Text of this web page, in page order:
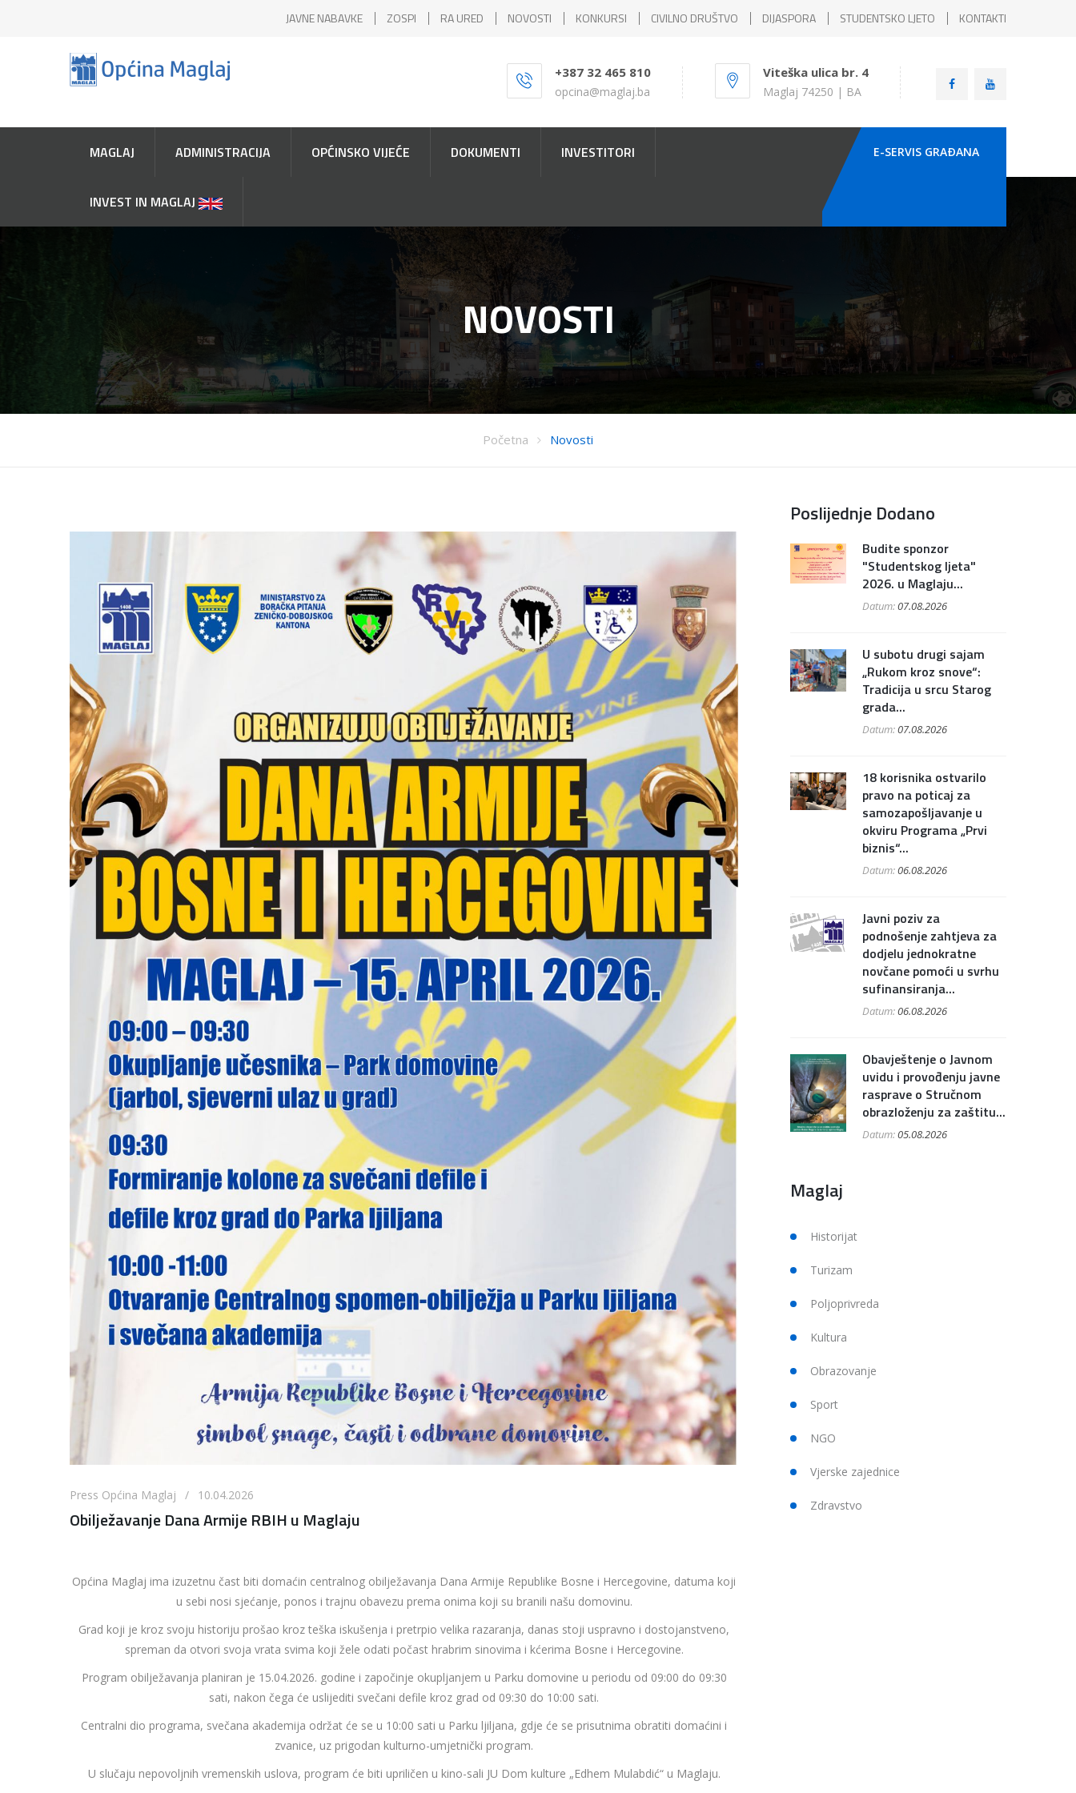
JAVNE NABAVKE ZOSPI RA URED NOVOSTI KONKURSI CIVILNO DRUŠTVO DIJASPORA STUDENTSKO LJETO KONTAKTI
+387 32 465 810
opcina@maglaj.ba
Viteška ulica br. 4
Maglaj 74250 | BA
MAGLAJ ADMINISTRACIJA OPĆINSKO VIJEĆE DOKUMENTI INVESTITORI
INVEST IN MAGLAJ
E-SERVIS GRAÐANA
NOVOSTI
Početna Novosti
Press Općina Maglaj / 10.04.2026
Obilježavanje Dana Armije RBIH u Maglaju
Općina Maglaj ima izuzetnu čast biti domaćin centralnog obilježavanja Dana Armije Republike Bosne i Hercegovine, datuma koji
u sebi nosi sjećanje, ponos i trajnu obavezu prema onima koji su branili našu domovinu.
Grad koji je kroz svoju historiju prošao kroz teška iskušenja i pretrpio velika razaranja, danas stoji uspravno i dostojanstveno,
spreman da otvori svoja vrata svima koji žele odati počast hrabrim sinovima i kćerima Bosne i Hercegovine.
Program obilježavanja planiran je 15.04.2026. godine i započinje okupljanjem u Parku domovine u periodu od 09:00 do 09:30
sati, nakon čega će uslijediti svečani defile kroz grad od 09:30 do 10:00 sati.
Centralni dio programa, svečana akademija održat će se u 10:00 sati u Parku ljiljana, gdje će se prisutnima obratiti domaćini i
zvanice, uz prigodan kulturno-umjetnički program.
U slučaju nepovoljnih vremenskih uslova, program će biti upriličen u kino-sali JU Dom kulture „Edhem Mulabdić“ u Maglaju.
Poslijednje Dodano
Budite sponzor
"Studentskog ljeta"
2026. u Maglaju...
Datum:07.08.2026
U subotu drugi sajam
„Rukom kroz snove“:
Tradicija u srcu Starog
grada...
Datum:07.08.2026
18 korisnika ostvarilo
pravo na poticaj za
samozapošljavanje u
okviru Programa „Prvi
biznis“...
Datum:06.08.2026
Javni poziv za
podnošenje zahtjeva za
dodjelu jednokratne
novčane pomoći u svrhu
sufinansiranja...
Datum:06.08.2026
Obavještenje o Javnom
uvidu i provođenju javne
rasprave o Stručnom
obrazloženju za zaštitu...
Datum:05.08.2026
Maglaj
Historijat
Turizam
Poljoprivreda
Kultura
Obrazovanje
Sport
NGO
Vjerske zajednice
Zdravstvo